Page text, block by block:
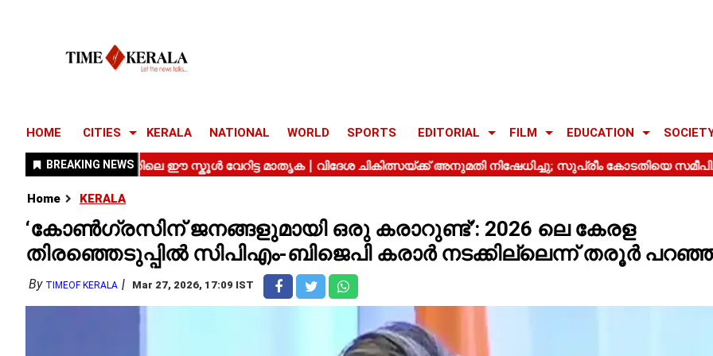
HOME CITIES KERALA NATIONAL WORLD SPORTS EDITORIAL FILM EDUCATION
Home KERALA
‘കോൺഗ്രസിന് ജനങ്ങളുമായി ഒരു കരാറുണ്ട്’: 2026 ലെ കേരള
തിരഞ്ഞെടുപ്പിൽ സിപിഎം-ബിജെപി കരാർ നടക്കില്ലെന്ന് തരൂർ
By TIMEOF KERALA Mar 27, 2026, 17:09 IST